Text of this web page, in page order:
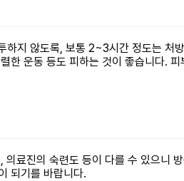
하지 않도록, 보통 2~3시간 정도는 처
한 운동 등도 피하는 것이 좋습니다.
료진의 숙련도 등이 다를 수 있으니
되기를 바랍니다.